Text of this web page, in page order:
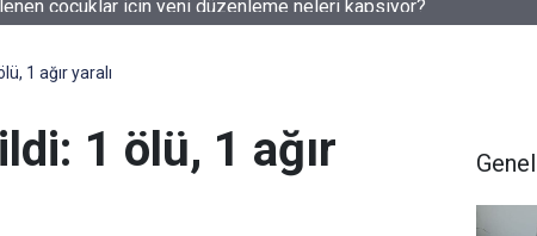
1 ağır yaralı
1 ölü, 1 ağır
Genel